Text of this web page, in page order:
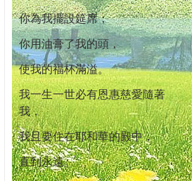
你為我擺設筵席；
你用油膏了我的頭，
使我的福杯滿溢。
我一生一世必有恩惠慈愛隨著
我，
我且要住在耶和華的殿中，
直到永遠。